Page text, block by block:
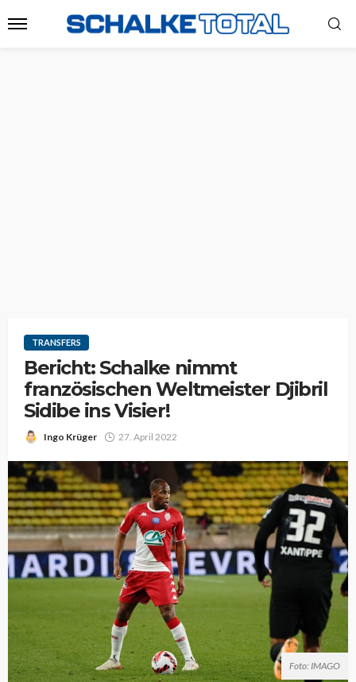
TRANSFERS
Bericht: Schalke nimmt
französischen Weltmeister Djibril
Sidibe ins Visier!
Ingo Krüger 27. April 2022
Foto: IMAGO